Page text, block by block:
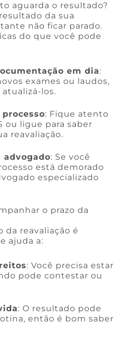
aguarda o resultado?
da sua
não ficar parado.
do que você pode
em dia:
exames ou laudos,
los.
: Fique atento
ou ligue para saber
reavaliação.
advogado: Se você
está demorado
especializado
o prazo da
da reavaliação é
ajuda a:
: Você precisa estar
pode contestar ou
: O resultado pode
então é bom saber